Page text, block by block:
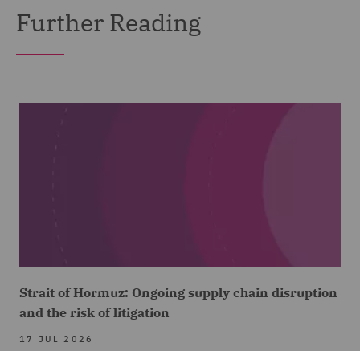
Further Reading
Strait of Hormuz: Ongoing supply chain disruption
and the risk of litigation
17 JUL 2026